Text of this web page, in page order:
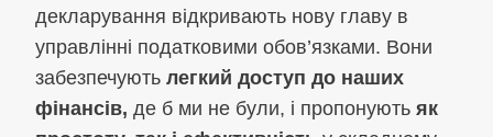
декларування відкривають нову главу в
управлінні податковими обов’язками. Вони
забезпечують легкий доступ до наших
фінансів, де б ми не були, і пропонують як